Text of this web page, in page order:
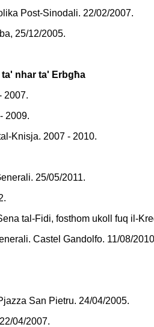
Post-Sinodali. 22/02/2007.
25/12/2005.
ta' nhar ta' Erbgħa
2007.
2009.
Knisja. 2007 - 2010.
25/05/2011.
tal-Fidi, fosthom ukoll fuq il-
Castel Gandolfo. 11/08/
San Pietru. 24/04/2005.
04/2007.